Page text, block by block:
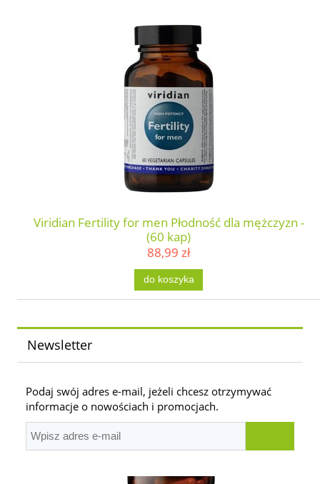
Viridian Fertility for men Płodność dla mężczyzn -
(60 kap)
88,99 zł
do koszyka
Newsletter
Podaj swój adres e-mail, jeżeli chcesz otrzymywać
informacje o nowościach i promocjach.